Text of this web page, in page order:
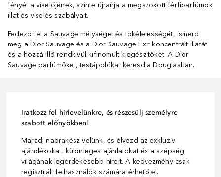
fényét a viselőjének, szinte újraírja a megszokott férfiparfümök
illat és viselés szabályait.
Fedezd fel a Sauvage mélységét és tökéletességét, ismerd
meg a Dior Sauvage és a Dior Sauvage Exir koncentrált illatát
és a hozzá illő rendkívül kifinomult kiegészítőket. A Dior
Sauvage parfümöket, testápolókat keresd a Douglasban.
Iratkozz fel hírlevelünkre, és részesülj személyre
szabott előnyökben!
Maradj naprakész velünk, és élvezd az exkluzív
ajándékokat, különleges ajánlatokat és a szépség
világának legérdekesebb híreit. A kedvezmény csak
regisztrált felhasználók számára érhető el.